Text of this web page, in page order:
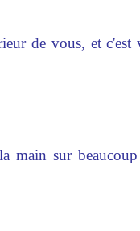
de vous, et
main sur beaucoup